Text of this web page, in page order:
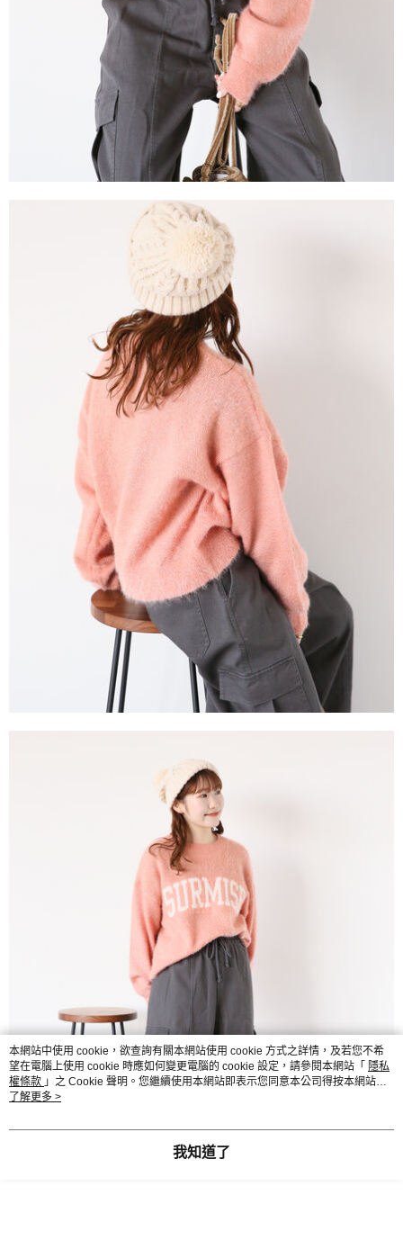
本網站中使用 cookie，欲查詢有關本網站使用 cookie 方式之詳情，及若您不希
望在電腦上使用 cookie 時應如何變更電腦的 cookie 設定，請參閱本網站「 隱私
權條款 」之 Cookie 聲明。您繼續使用本網站即表示您同意本公司得按本網站使
用條款之 Cookie 聲明使用 cookie。
了解更多 >
我知道了